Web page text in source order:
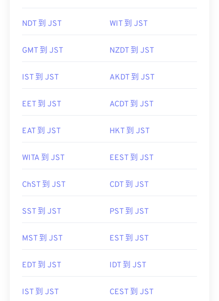
NDT 到 JST WIT 到 JST
GMT 到 JST NZDT 到 JST
IST 到 JST AKDT 到 JST
EET 到 JST ACDT 到 JST
EAT 到 JST HKT 到 JST
WITA 到 JST EEST 到 JST
ChST 到 JST CDT 到 JST
SST 到 JST PST 到 JST
MST 到 JST EST 到 JST
EDT 到 JST IDT 到 JST
IST 到 JST CEST 到 JST